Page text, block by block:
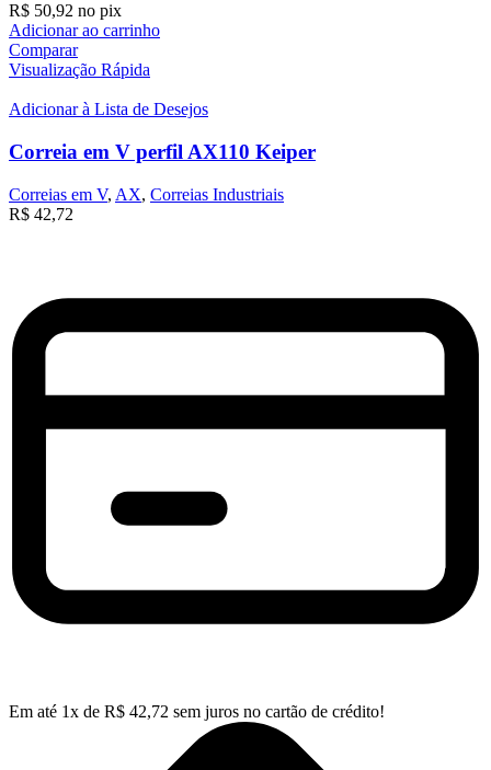
R$ 50,92 no pix
Adicionar ao carrinho
Comparar
Visualização Rápida
Adicionar à Lista de Desejos
Correia em V perfil AX110 Keiper
Correias em V, AX, Correias Industriais
R$ 42,72
Em até 1x de R$ 42,72 sem juros no cartão de crédito!